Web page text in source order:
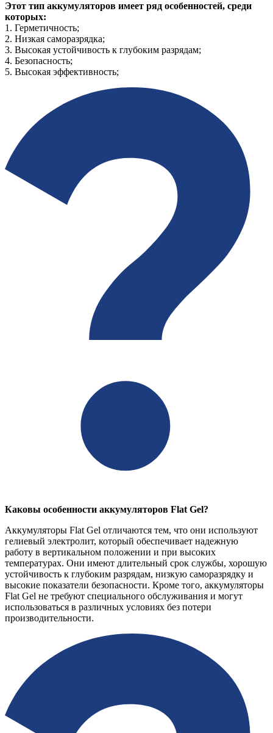
Этот тип аккумуляторов имеет ряд особенностей, среди
которых:
1. Герметичность;
2. Низкая саморазрядка;
3. Высокая устойчивость к глубоким разрядам;
4. Безопасность;
5. Высокая эффективность;
Каковы особенности аккумуляторов Flat Gel?
Аккумуляторы Flat Gel отличаются тем, что они используют
гелиевый электролит, который обеспечивает надежную
работу в вертикальном положении и при высоких
температурах. Они имеют длительный срок службы, хорошую
устойчивость к глубоким разрядам, низкую саморазрядку и
высокие показатели безопасности. Кроме того, аккумуляторы
Flat Gel не требуют специального обслуживания и могут
использоваться в различных условиях без потери
производительности.